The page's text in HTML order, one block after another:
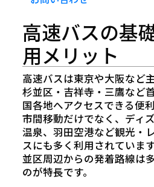
高速バスの基
用メリット
高速バスは東京や大阪など
杉並区・吉祥寺・三鷹など
国各地へアクセスできる便
市間移動だけでなく、ディ
温泉、羽田空港など観光・
スにも多く利用されていま
並区周辺からの発着路線は
のが特長です。